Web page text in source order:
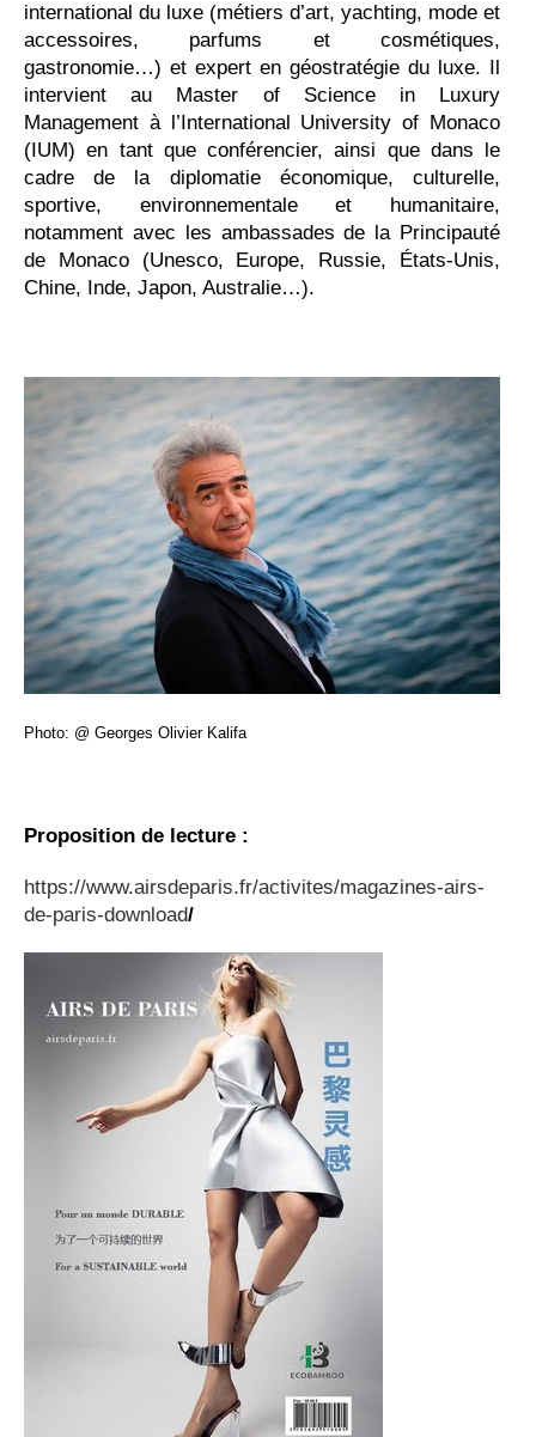
international du luxe (métiers d’art, yachting, mode et
accessoires, parfums et cosmétiques,
gastronomie…) et expert en géostratégie du luxe. Il
intervient au Master of Science in Luxury
Management à l’International University of Monaco
(IUM) en tant que conférencier, ainsi que dans le
cadre de la diplomatie économique, culturelle,
sportive, environnementale et humanitaire,
notamment avec les ambassades de la Principauté
de Monaco (Unesco, Europe, Russie, États-Unis,
Chine, Inde, Japon, Australie…).
Photo: @ Georges Olivier Kalifa
Proposition de lecture :
https://www.airsdeparis.fr/activites/magazines-airs-
de-paris-download/